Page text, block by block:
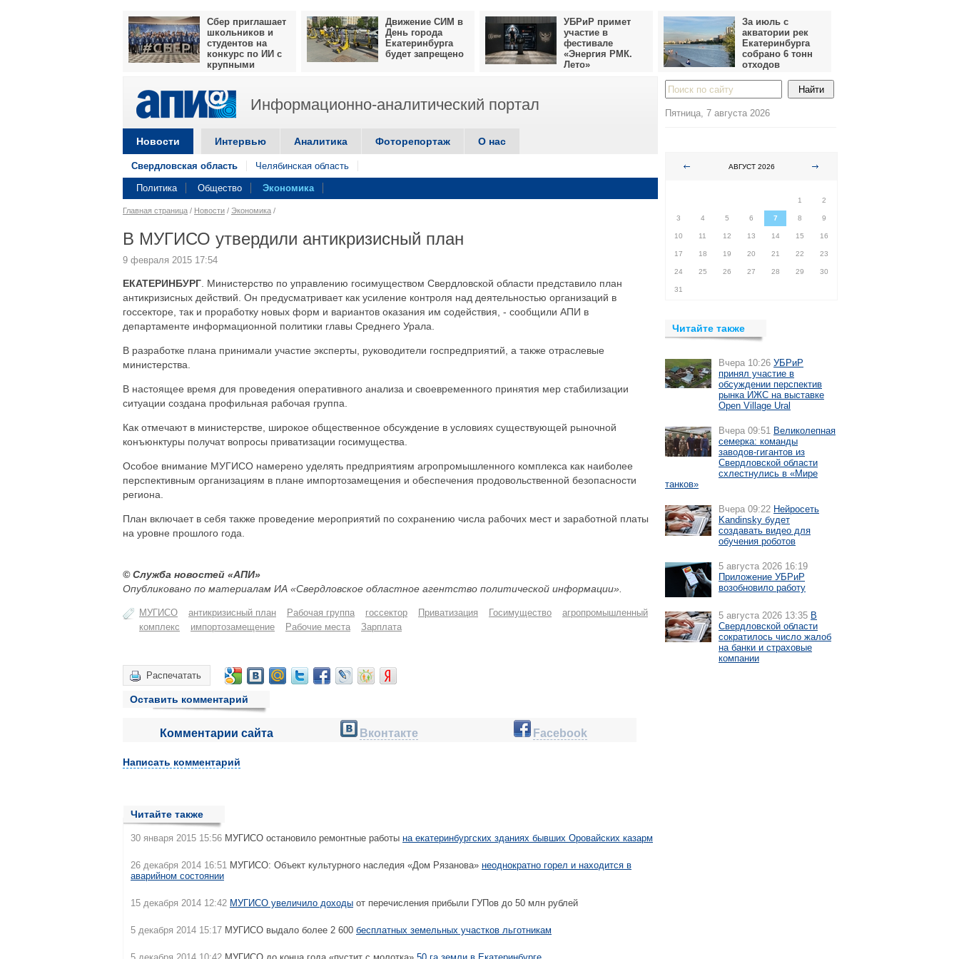
Сбер приглашает
школьников и
студентов на
конкурс по ИИ с
крупными
Движение СИМ в
День города
Екатеринбурга
будет запрещено
УБРиР примет
участие в
фестивале
«Энергия РМК.
Лето»
За июль с
акватории рек
Екатеринбурга
собрано 6 тонн
отходов
Информационно-аналитический портал
Новости Интервью Аналитика Фоторепортаж О нас
Свердловская область Челябинская область
Политика Общество Экономика
Главная страница / Новости / Экономика /
В МУГИСО утвердили антикризисный план
9 февраля 2015 17:54
ЕКАТЕРИНБУРГ . Министерство по управлению госимуществом Свердловской области представило план
антикризисных действий. Он предусматривает как усиление контроля над деятельностью организаций в
госсекторе, так и проработку новых форм и вариантов оказания им содействия, - сообщили АПИ в
департаменте информационной политики главы Среднего Урала.
В разработке плана принимали участие эксперты, руководители госпредприятий, а также отраслевые
министерства.
В настоящее время для проведения оперативного анализа и своевременного принятия мер стабилизации
ситуации создана профильная рабочая группа.
Как отмечают в министерстве, широкое общественное обсуждение в условиях существующей рыночной
конъюнктуры получат вопросы приватизации госимущества.
Особое внимание МУГИСО намерено уделять предприятиям агропромышленного комплекса как наиболее
перспективным организациям в плане импортозамещения и обеспечения продовольственной безопасности
региона.
План включает в себя также проведение мероприятий по сохранению числа рабочих мест и заработной платы
на уровне прошлого года.
© Служба новостей «АПИ»
Опубликовано по материалам ИА «Свердловское областное агентство политической информации».
МУГИСО антикризисный план Рабочая группа госсектор Приватизация Госимущество
агропромышленный
комплекс
импортозамещение Рабочие места Зарплата
Распечатать
Оставить комментарий
Комментарии сайта Вконтакте Facebook
Написать комментарий
Читайте также
30 января 2015 15:56 МУГИСО остановило ремонтные работы на екатеринбургских зданиях бывших Оровайских казарм
26 декабря 2014 16:51 МУГИСО: Объект культурного наследия «Дом Рязанова» неоднократно горел и находится в
аварийном состоянии
15 декабря 2014 12:42 МУГИСО увеличило доходы от перечисления прибыли ГУПов до 50 млн рублей
5 декабря 2014 15:17 МУГИСО выдало более 2 600 бесплатных земельных участков льготникам
Пятница, 7 августа 2026
АВГУСТ 2026
1
2
3 4 5 6 7 8 9
10 11 12 13 14 15 16
17 18 19 20 21 22 23
24 25 26 27 28 29 30
31
Читайте также
Вчера 10:26 УБРиР
принял участие в
обсуждении перспектив
рынка ИЖС на выставке
Open Village Ural
Вчера 09:51 Великолепная
семерка: команды
заводов-гигантов из
Свердловской области
схлестнулись в «Мире
танков»
Вчера 09:22 Нейросеть
Kandinsky будет
создавать видео для
обучения роботов
5 августа 2026 16:19
Приложение УБРиР
возобновило работу
5 августа 2026 13:35 В
Свердловской области
сократилось число жалоб
на банки и страховые
компании